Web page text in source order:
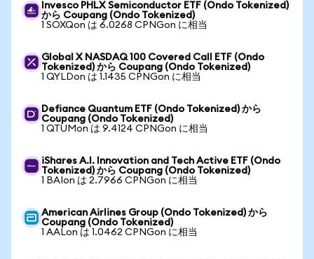
Invesco PHLX Semiconductor ETF (Ondo Tokenized)
から Coupang (Ondo Tokenized)
1 SOXQon は 6.0268 CPNGon に相当
Global X NASDAQ 100 Covered Call ETF (Ondo
Tokenized) から Coupang (Ondo Tokenized)
1 QYLDon は 1.1435 CPNGon に相当
Defiance Quantum ETF (Ondo Tokenized) から
Coupang (Ondo Tokenized)
1 QTUMon は 9.4124 CPNGon に相当
iShares A.I. Innovation and Tech Active ETF (Ondo
Tokenized) から Coupang (Ondo Tokenized)
1 BAIon は 2.7966 CPNGon に相当
American Airlines Group (Ondo Tokenized) から
Coupang (Ondo Tokenized)
1 AALon は 1.0462 CPNGon に相当